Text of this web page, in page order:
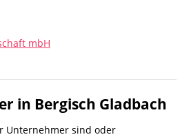
in Bergisch Gladbach
Unternehmer sind oder